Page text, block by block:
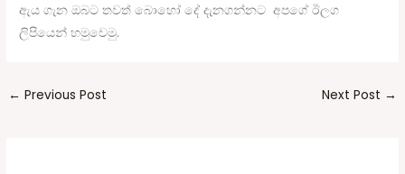
ඇය ගැන ඔබට තවත් බොහෝ දේ දැනගන්නට අපගේ ඊලග
ලිපියෙන් හමුවෙමු.
← Previous Post Next Post →